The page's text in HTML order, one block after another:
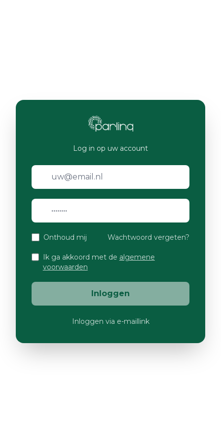
Log in op uw account
Onthoud mij Wachtwoord vergeten?
Ik ga akkoord met de algemene
voorwaarden
Inloggen
Inloggen via e-maillink